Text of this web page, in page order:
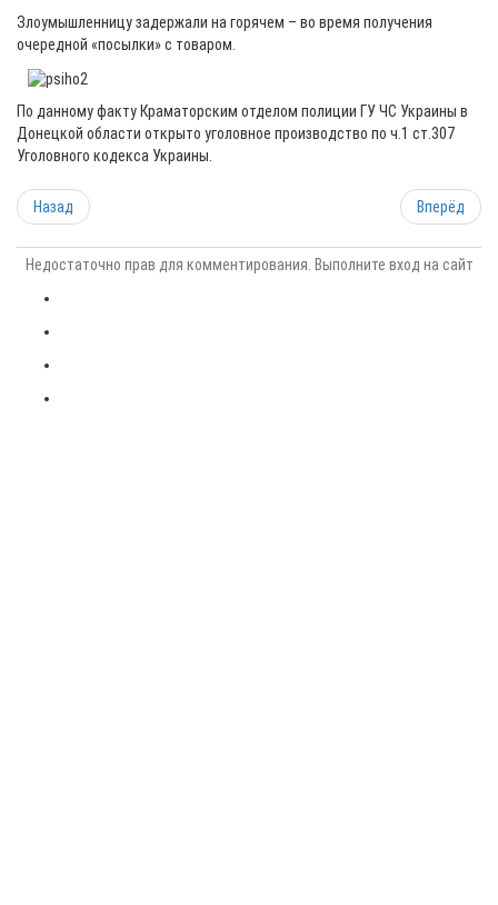
Злоумышленницу задержали на горячем – во время получения
очередной «посылки» с товаром.
По данному факту Краматорским отделом полиции ГУ ЧС Украины в
Донецкой области открыто уголовное производство по ч.1 ст.307
Уголовного кодекса Украины.
Назад Вперёд
Недостаточно прав для комментирования. Выполните вход на сайт